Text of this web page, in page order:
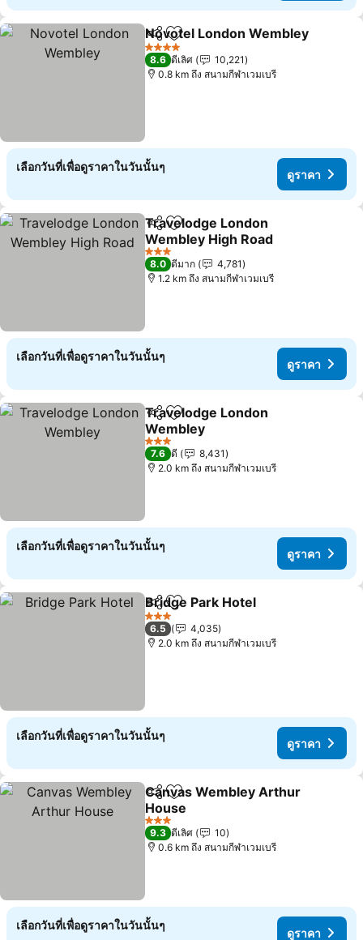
แชร์ เพิ่มในรายการโปรด
Novotel London Wembley
4 ดาว
8.6 ดีเลิศ
10,221
0.8 km ถึง สนามกีฬาเวมเบรี
เลือกวันที่เพื่อดูราคาในวันนั้นๆ
ดูราคา
แชร์ เพิ่มในรายการโปรด
Travelodge London
Wembley High Road
ดูราคา
3 ดาว
8.0 ดีมาก
4,781
1.2 km ถึง สนามกีฬาเวมเบรี
เลือกวันที่เพื่อดูราคาในวันนั้นๆ
ดูราคา
แชร์ เพิ่มในรายการโปรด
Travelodge London
Wembley
ดูราคา
3 ดาว
7.6 ดี
8,431
2.0 km ถึง สนามกีฬาเวมเบรี
เลือกวันที่เพื่อดูราคาในวันนั้นๆ
ดูราคา
แชร์ เพิ่มในรายการโปรด
Bridge Park Hotel
3 ดาว
6.5
4,035
2.0 km ถึง สนามกีฬาเวมเบรี
เลือกวันที่เพื่อดูราคาในวันนั้นๆ
ดูราคา
แชร์ เพิ่มในรายการโปรด
Canvas Wembley Arthur
House
ดูราคา
3 ดาว
9.3 ดีเลิศ
10
0.6 km ถึง สนามกีฬาเวมเบรี
เลือกวันที่เพื่อดูราคาในวันนั้นๆ
ดูราคา